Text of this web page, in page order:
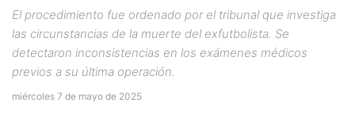
El procedimiento fue ordenado por el tribunal que investiga
las circunstancias de la muerte del exfutbolista. Se
detectaron inconsistencias en los exámenes médicos
previos a su última operación.
miércoles 7 de mayo de 2025